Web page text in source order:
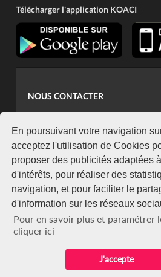
En poursuivant votre navigation
acceptez l'utilisation de Cookies
proposer des publicités adaptées
d'intérêts, pour réaliser des
navigation, et pour faciliter le
d'information sur les réseaux
Pour en savoir plus et paramétrer
cliquer ici
J'accepte
Télécharger l'application KOACI
NOUS CONTACTER
koaci@yahoo.fr
+225 07 08 85 52 93
NEWSLETTER
Restez connecté via notre newsletter
S'abonner
Se désabonner